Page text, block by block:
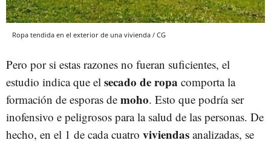
Ropa tendida en el exterior de una vivienda / CG
Pero por si estas razones no fueran suficientes, el
estudio indica que el secado de ropa comporta la
formación de esporas de moho. Esto que podría ser
inofensivo e peligrosos para la salud de las personas. De
hecho, en el 1 de cada cuatro viviendas analizadas, se